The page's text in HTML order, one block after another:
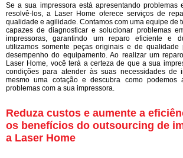
Se a sua impressora está apresentando problemas
resolvê-los, a Laser Home oferece serviços de
qualidade e agilidade. Contamos com uma equipe de
capazes de diagnosticar e solucionar problemas
impressoras, garantindo um reparo eficiente e
utilizamos somente peças originais e de qualidade
desempenho do equipamento. Ao realizar um
Laser Home, você terá a certeza de que a sua
condições para atender às suas necessidades de
mesmo uma cotação e descubra como podemos
problemas com a sua impressora.
Reduza custos e aumente a
os benefícios do outsourcing de
a Laser Home